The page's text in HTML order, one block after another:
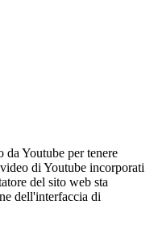
da Youtube per tenere
di Youtube incorporati
del sito web sta
dell'interfaccia di